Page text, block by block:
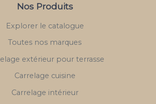
Nos Produits
Explorer le catalogue
Toutes nos marques
extérieur pour terrasse
Carrelage cuisine
Carrelage intérieur